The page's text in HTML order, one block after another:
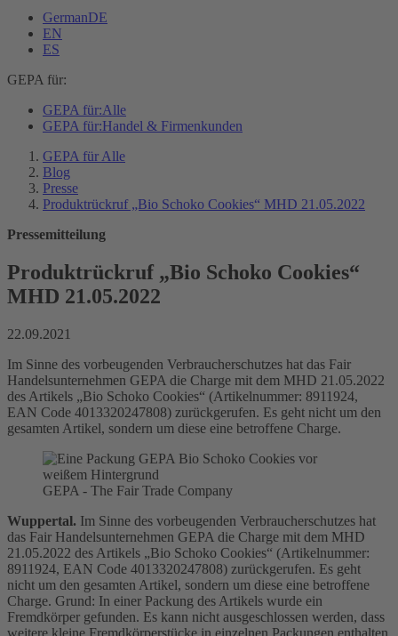
GermanDE
EN
ES
GEPA für:
GEPA für:Alle
GEPA für:Handel & Firmenkunden
GEPA für Alle
Blog
Presse
Produktrückruf „Bio Schoko Cookies“ MHD 21.05.2022
Pressemitteilung
Produktrückruf „Bio Schoko Cookies“
MHD 21.05.2022
22.09.2021
Im Sinne des vorbeugenden Verbraucherschutzes hat das Fair
Handelsunternehmen GEPA die Charge mit dem MHD 21.05.2022
des Artikels „Bio Schoko Cookies“ (Artikelnummer: 8911924,
EAN Code 4013320247808) zurückgerufen. Es geht nicht um den
gesamten Artikel, sondern um diese eine betroffene Charge.
GEPA - The Fair Trade Company
Wuppertal. Im Sinne des vorbeugenden Verbraucherschutzes hat
das Fair Handelsunternehmen GEPA die Charge mit dem MHD
21.05.2022 des Artikels „Bio Schoko Cookies“ (Artikelnummer:
8911924, EAN Code 4013320247808) zurückgerufen. Es geht
nicht um den gesamten Artikel, sondern um diese eine betroffene
Charge. Grund: In einer Packung des Artikels wurde ein
Fremdkörper gefunden. Es kann nicht ausgeschlossen werden, dass
weitere kleine Fremdkörperstücke in einzelnen Packungen enthalten